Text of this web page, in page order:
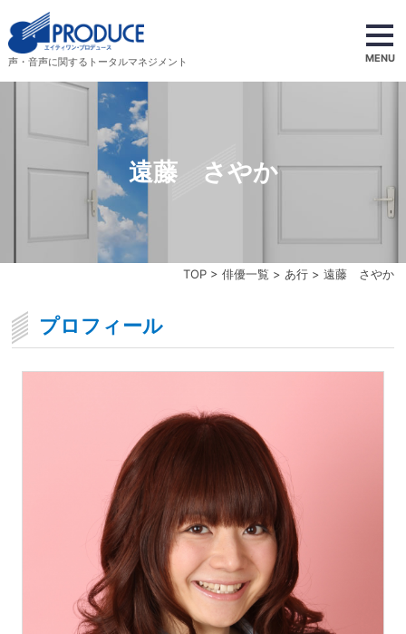
声・音声に関するトータルマネジメント MENU
TOP> 俳優一覧 > あ行> 遠藤 さやか
遠藤 さやか
プロフィール